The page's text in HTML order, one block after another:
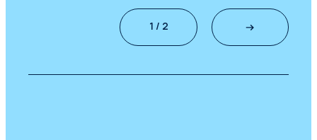
1 / 2